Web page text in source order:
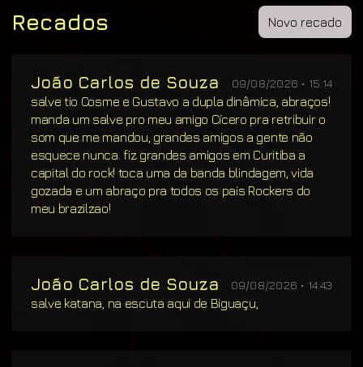
Recados Novo recado
João Carlos de Souza 09/08/2026 • 15:14
salve tio Cosme e Gustavo a dupla dinâmica, abraços!
manda um salve pro meu amigo Cícero pra retribuir o
som que me mandou, grandes amigos a gente não
esquece nunca. fiz grandes amigos em Curitiba a
capital do rock! toca uma da banda blindagem, vida
gozada e um abraço pra todos os pais Rockers do
meu brazilzao!
João Carlos de Souza 09/08/2026 • 14:43
salve katana, na escuta aqui de Biguaçu,